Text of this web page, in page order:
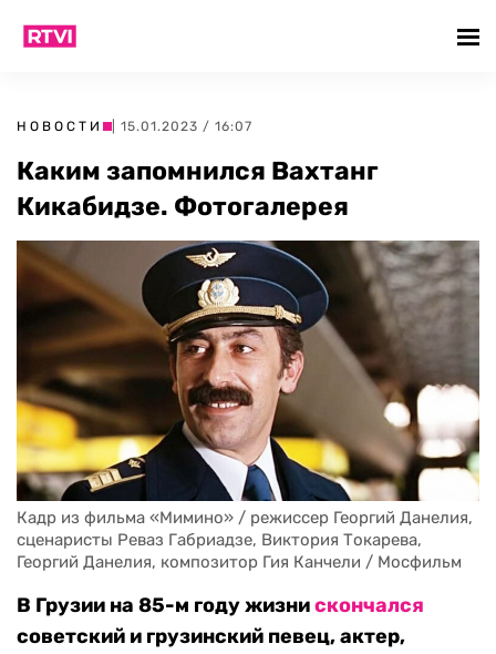
НОВОСТИ | 15.01.2023 / 16:07
Каким запомнился Вахтанг
Кикабидзе. Фотогалерея
Кадр из фильма «Мимино» / режиссер Георгий Данелия,
сценаристы Реваз Габриадзе, Виктория Токарева,
Георгий Данелия, композитор Гия Канчели / Мосфильм
В Грузии на 85-м году жизнискончался
советский и грузинский певец, актер,